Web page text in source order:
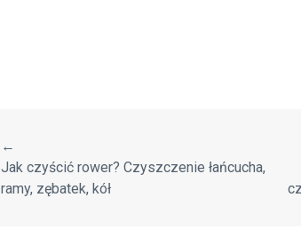
←
Jak czyścić rower? Czyszczenie łańcucha,
ramy, zębatek, kół